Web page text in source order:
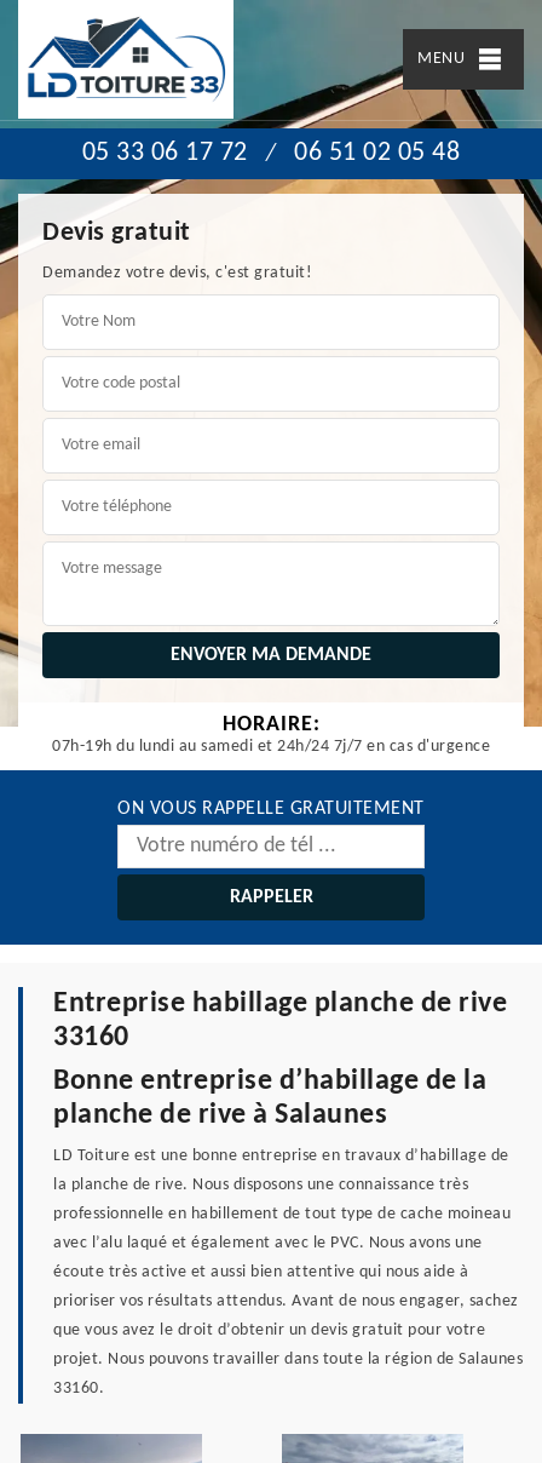
MENU
05 33 06 17 72 / 06 51 02 05 48
Devis gratuit
Demandez votre devis, c'est gratuit!
HORAIRE:
07h-19h du lundi au samedi et 24h/24 7j/7 en cas d'urgence
ON VOUS RAPPELLE GRATUITEMENT
Entreprise habillage planche de rive
33160
Bonne entreprise d’habillage de la
planche de rive à Salaunes
LD Toiture est une bonne entreprise en travaux d’habillage de
la planche de rive. Nous disposons une connaissance très
professionnelle en habillement de tout type de cache moineau
avec l’alu laqué et également avec le PVC. Nous avons une
écoute très active et aussi bien attentive qui nous aide à
prioriser vos résultats attendus. Avant de nous engager, sachez
que vous avez le droit d’obtenir un devis gratuit pour votre
projet. Nous pouvons travailler dans toute la région de Salaunes
33160.